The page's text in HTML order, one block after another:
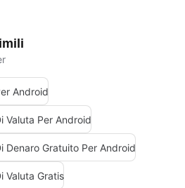
Android
Valuta Per Android
Denaro Gratuito Per Android
Valuta Gratis